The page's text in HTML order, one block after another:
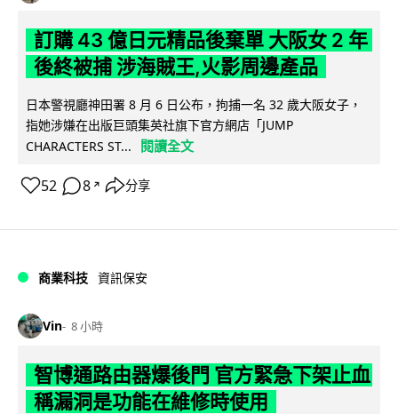
訂購 43 億日元精品後棄單 大阪女 2 年
後終被捕 涉海賊王,火影周邊產品
日本警視廳神田署 8 月 6 日公布，拘捕一名 32 歲大阪女子，
指她涉嫌在出版巨頭集英社旗下官方網店「JUMP
CHARACTERS ST...
閱讀全文
52 8 ↗ 分享
商業科技 資訊保安
Vin 8 小時
智博通路由器爆後門 官方緊急下架止血
稱漏洞是功能在維修時使用